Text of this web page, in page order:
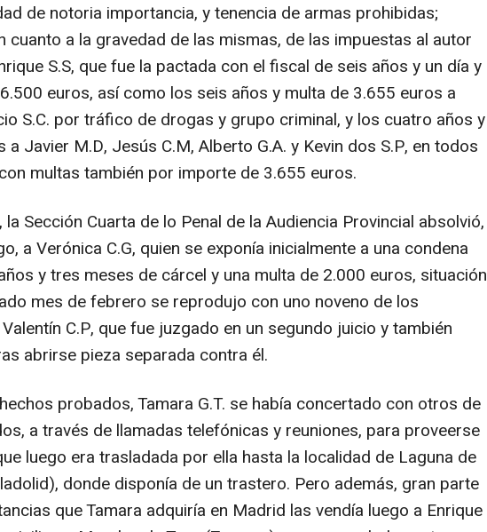
de notoria importancia, y tenencia de armas prohibidas;
cuanto a la gravedad de las mismas, de las impuestas al autor
S.S, que fue la pactada con el fiscal de seis años y un día y
euros, así como los seis años y multa de 3.655 euros a
S.C. por tráfico de drogas y grupo criminal, y los cuatro años y
a Javier M.D, Jesús C.M, Alberto G.A. y Kevin dos S.P, en todos
multas también por importe de 3.655 euros.
la Sección Cuarta de lo Penal de la Audiencia Provincial absolvió,
a Verónica C.G, quien se exponía inicialmente a una condena
y tres meses de cárcel y una multa de 2.000 euros, situación
mes de febrero se reprodujo con uno noveno de los
C.P, que fue juzgado en un segundo juicio y también
abrirse pieza separada contra él.
probados, Tamara G.T. se había concertado con otros de
a través de llamadas telefónicas y reuniones, para proveerse
luego era trasladada por ella hasta la localidad de Laguna de
donde disponía de un trastero. Pero además, gran parte
que Tamara adquiría en Madrid las vendía luego a Enrique